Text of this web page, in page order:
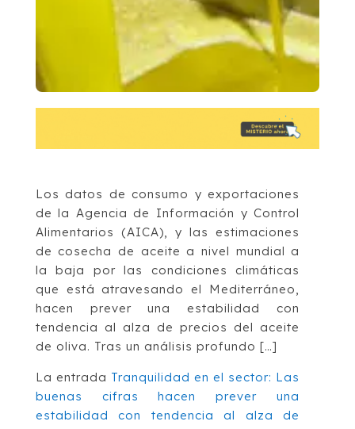
Los datos de consumo y exportaciones
de la Agencia de Información y Control
Alimentarios (AICA), y las estimaciones
de cosecha de aceite a nivel mundial a
la baja por las condiciones climáticas
que está atravesando el Mediterráneo,
hacen prever una estabilidad con
tendencia al alza de precios del aceite
de oliva. Tras un análisis profundo […]
La entrada Tranquilidad en el sector: Las
buenas cifras hacen prever una
estabilidad con tendencia al alza de